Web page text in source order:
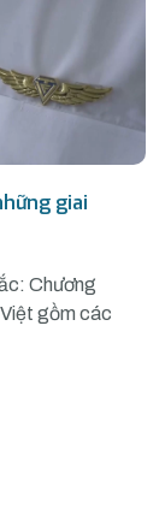
giai
Chương
gồm các